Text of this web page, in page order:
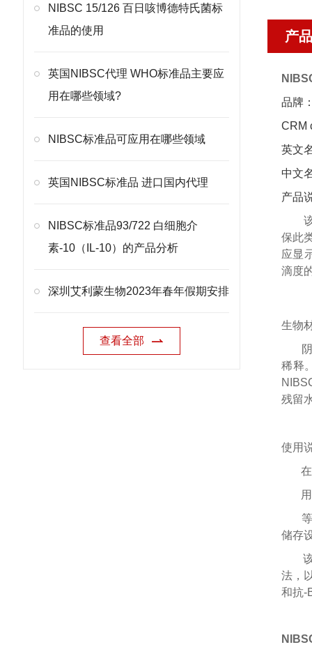
NIBSC 15/126 百日咳博德特氏菌标
准品的使用
英国NIBSC代理 WHO标准品主要应
用在哪些领域?
NIBSC标准品可应用在哪些领域
英国NIBSC标准品 进口国内代理
NIBSC标准品93/722 白细胞介
素-10（IL-10）的产品分析
深圳艾利蒙生物2023年春年假期安排
查看全部
产
品牌
CRM
英文
中文
产品
保此
应显
滴度
生物
阴
稀释
残留
使用
在
用
等
储存
该
法，
和抗-